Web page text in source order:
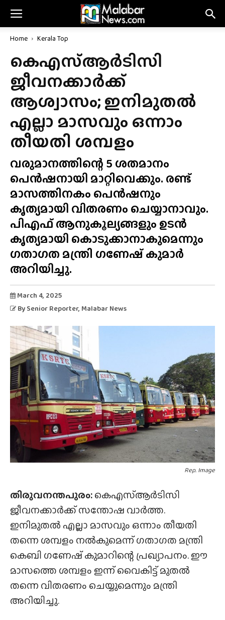
Home Kerala Top
കെഎസ്ആർടിസി
ജീവനക്കാർക്ക്
ആശ്വാസം; ഇനിമുതൽ
എല്ലാ മാസവും ഒന്നാം
തീയതി ശമ്പളം
വരുമാനത്തിന്റെ 5 ശതമാനം
പെൻഷനായി മാറ്റിവെക്കും. രണ്ട്
മാസത്തിനകം പെൻഷനും
കൃത്യമായി വിതരണം ചെയ്യാനാവും.
പിഎഫ് ആനുകൂല്യങ്ങളും ഉടൻ
കൃത്യമായി കൊടുക്കാനാകുമെന്നും
ഗതാഗത മന്ത്രി ഗണേഷ് കുമാർ
അറിയിച്ചു.
March 4, 2025
By Senior Reporter, Malabar News
Rep. Image
തിരുവനന്തപുരം:കെഎസ്ആർടിസി
ജീവനക്കാർക്ക് സന്തോഷ വാർത്ത.
ഇനിമുതൽ എല്ലാ മാസവും ഒന്നാം തീയതി
തന്നെ ശമ്പളം നൽകുമെന്ന് ഗതാഗത മന്ത്രി
കെബി ഗണേഷ് കുമാറിന്റെ പ്രഖ്യാപനം. ഈ
മാസത്തെ ശമ്പളം ഇന്ന് വൈകിട്ട് മുതൽ
തന്നെ വിതരണം ചെയ്യുമെന്നും മന്ത്രി
അറിയിച്ചു.